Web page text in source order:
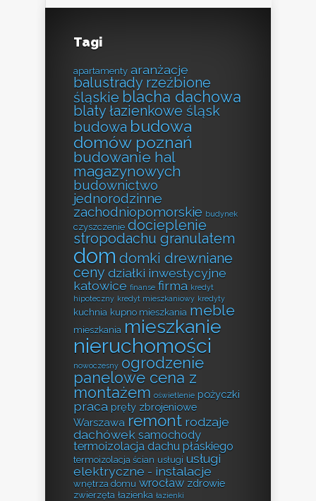
Tagi
apartamenty aranżacje
balustrady rzeźbione
śląskie blacha dachowa
blaty łazienkowe śląsk
budowa budowa
domów poznań
budowanie hal
magazynowych
budownictwo
jednorodzinne
zachodniopomorskie budynek
czyszczenie docieplenie
stropodachu granulatem
dom domki drewniane
cenydziałki inwestycyjne
katowice finanse firma kredyt
hipoteczny kredyt mieszkaniowy kredyty
kuchnia kupno mieszkania meble
mieszkania mieszkanie
nieruchomości
nowoczesny ogrodzenie
panelowe cena z
montażem oświetlenie pożyczki
praca pręty zbrojeniowe
Warszawa remont rodzaje
dachówek samochody
termoizolacja dachu płaskiego
termoizolacja ścian usługi usługi
elektryczne - instalacje
wnętrza domu wrocław zdrowie
zwierzęta łazienka łazienki